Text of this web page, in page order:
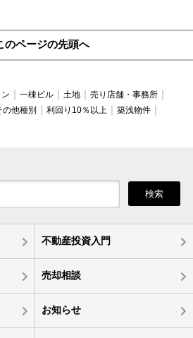
のページの先頭へ
一棟ビル 土地
売り店舗・事務所
の他種別 利回り10％以上
築浅物件
検索
不動産投資入門
売却相談
お知らせ